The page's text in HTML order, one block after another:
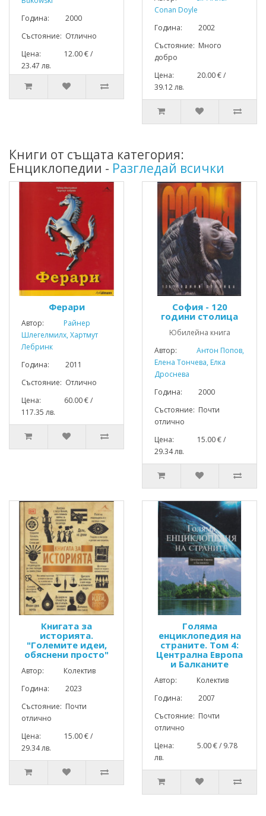
Година: 2000
Състояние: Отлично
Цена: 12.00 € /
23.47 лв.
Conan Doyle
Година: 2002
Състояние: Много
добро
Цена: 20.00 € /
39.12 лв.
Книги от същата категория:
Енциклопедии - Разгледай всички
Ферари
Автор:
Райнер
Шлегелмилх, Хартмут
Лебринк
Година: 2011
Състояние: Отлично
Цена: 60.00 € /
117.35 лв.
София - 120
години столица
Юбилейна книга
Автор:
Антон Попов,
Елена Тончева, Елка
Дроснева
Година: 2000
Състояние: Почти
отлично
Цена: 15.00 € /
29.34 лв.
Книгата за
историята.
"Големите идеи,
обяснени просто"
Автор: Колектив
Година: 2023
Състояние: Почти
отлично
Цена: 15.00 € /
29.34 лв.
Голяма
енциклопедия на
страните. Том 4:
Централна Европа
и Балканите
Автор: Колектив
Година: 2007
Състояние: Почти
отлично
Цена: 5.00 € / 9.78
лв.